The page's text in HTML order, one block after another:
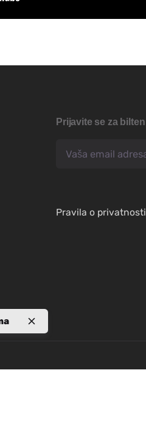
Prijavite se za bilten
Pravila o privatnosti